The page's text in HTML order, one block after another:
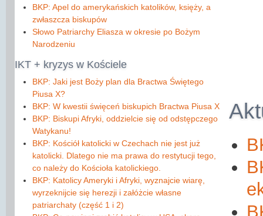
BKP: Apel do amerykańskich katolików, księży, a
zwłaszcza biskupów
Słowo Patriarchy Eliasza w okresie po Bożym
Narodzeniu
IKT + kryzys w Kościele
BKP: Jaki jest Boży plan dla Bractwa Świętego
Piusa X?
BKP: W kwestii święceń biskupich Bractwa Piusa X
BKP: Biskupi Afryki, oddzielcie się od odstępczego
Watykanu!
BKP: Kościół katolicki w Czechach nie jest już
katolicki. Dlatego nie ma prawa do restytucji tego,
co należy do Kościoła katolickiego.
BKP: Katolicy Ameryki i Afryki, wyznajcie wiarę,
wyrzeknijcie się herezji i załóżcie własne
patriarchaty (сzęść 1 і 2)